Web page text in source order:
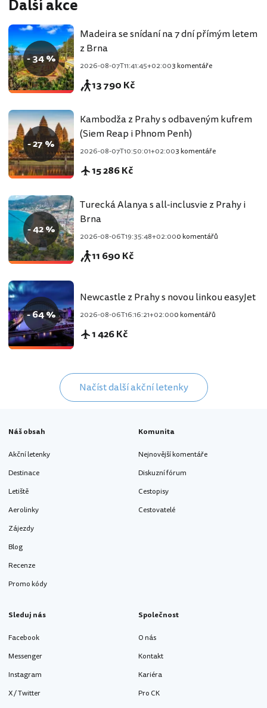
Další akce
- 34 %
Madeira se snídaní na 7 dní přímým letem
z Brna
2026-08-07T11:41:45+02:003 komentáře
13 790 Kč
- 27 %
Kambodža z Prahy s odbaveným kufrem
(Siem Reap i Phnom Penh)
2026-08-07T10:50:01+02:003 komentáře
15 286 Kč
- 42 %
Turecká Alanya s all-inclusvie z Prahy i
Brna
2026-08-06T19:35:48+02:000 komentářů
11 690 Kč
- 64 %
Newcastle z Prahy s novou linkou easyJet
2026-08-06T16:16:21+02:000 komentářů
1 426 Kč
Načíst další akční letenky
Náš obsah
Akční letenky
Destinace
Letiště
Aerolinky
Zájezdy
Blog
Recenze
Promo kódy
Komunita
Nejnovější komentáře
Diskuzní fórum
Cestopisy
Cestovatelé
Sleduj nás
Facebook
Messenger
Instagram
X / Twitter
Společnost
O nás
Kontakt
Kariéra
Pro CK